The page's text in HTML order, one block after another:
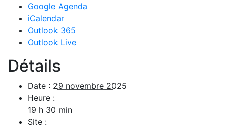
Google Agenda
iCalendar
Outlook 365
Outlook Live
Détails
Date : 29 novembre 2025
Heure :
19 h 30 min
Site :